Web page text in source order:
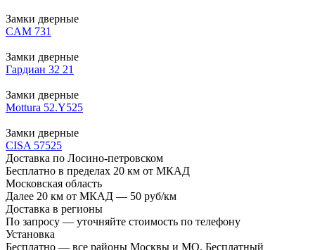
Замки дверные
CAM 731
Замки дверные
Гардиан 32 21
Замки дверные
Mottura 52.Y525
Замки дверные
CISA 57525
Доставка по Лосино-петровском
Бесплатно в пределах 20 км от МКАД
Московская область
Далее 20 км от МКАД — 50 руб/км
Доставка в регионы
По запросу — уточняйте стоимость по телефону
Установка
Бесплатно — все районы Москвы и МО. Бесплатный